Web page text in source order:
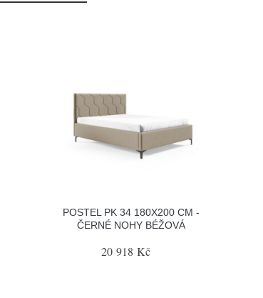
POSTEL PK 34 180X200 CM -
ČERNÉ NOHY BÉŽOVÁ
20 918 Kč